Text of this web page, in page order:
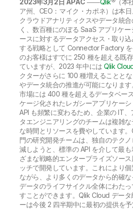
2023年3月2日 APAC ――Qlik®（本
ア州、CEO：マイク・カポネ）は本
クラウドアナリティクスやデータ統
く、数百種にのぼる SaaS アプリケ
ースに対するデータアクセス・取り
する戦略として Connector Factory
のお客様はすでに 250 種を超える既
ていますが、2023 年中にはQlik
クターがさらに 100 種増えることと
やデータ統合の推進が可能になります
市場には 400 種を超えるデータベー
ケージ化されたレガシーアプリケー
API も頻繁に変わるため、企業の IT
タエンジニアリングのチームは複雑
な時間とリソースを費やしています
門の研究開発チームは、独自のテク
減しようと、標準の API を介して最
ざまな戦略的エンタープライズソー
ッチで開発しています。これにより
ながら、より多くのデータから的確な
データのライフサイクル全体にわた
すことができます。Qlik Cloud デー
ーは今後 2 四半期中に最初の提供を予